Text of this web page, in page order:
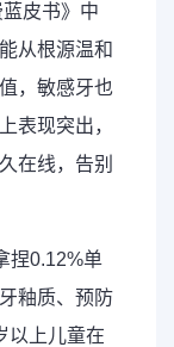
皮书》中
从根源温和
，敏感牙也
表现突出，
在线，告别
捏0.12%单
釉质、预防
以上儿童在